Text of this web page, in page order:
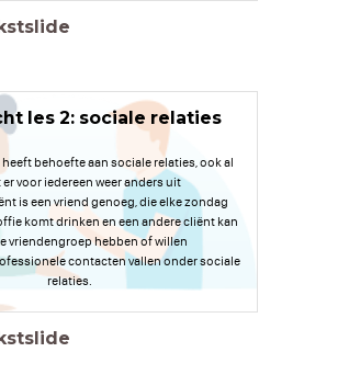
les 2: sociale relaties
behoefte aan sociale relaties, ook al
voor iedereen weer anders uit
is een vriend genoeg, die elke zondag
komt drinken en een andere cliënt kan
vriendengroep hebben of willen
contacten vallen onder sociale
relaties.